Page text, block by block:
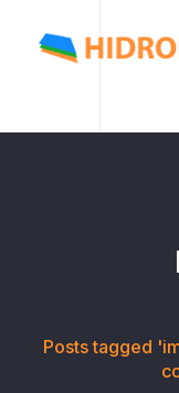
Posts tagged